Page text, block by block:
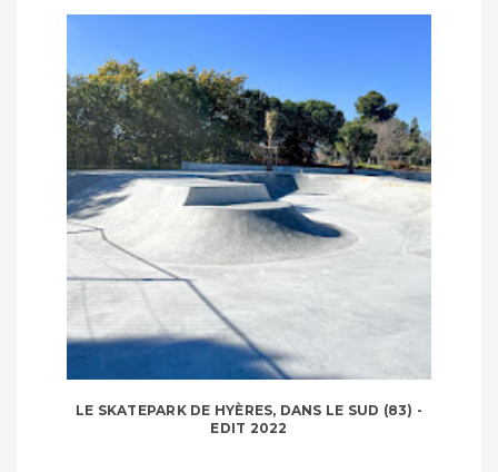
LE SKATEPARK DE HYÈRES, DANS LE SUD (83) -
EDIT 2022